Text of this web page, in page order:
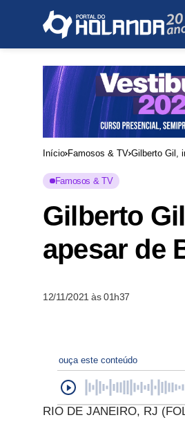
Início Famosos & TV Gilberto Gil,
Famosos & TV
Gilberto
apesar de
12/11/2021 às 01h37
ouça este conteúdo
RIO DE JANEIRO, RJ